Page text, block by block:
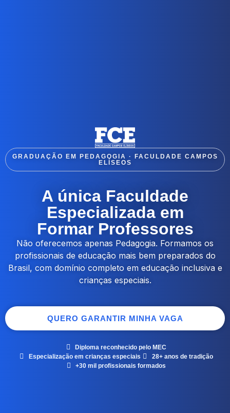
GRADUAÇÃO EM PEDAGOGIA · FACULDADE CAMPOS
ELÍSEOS
A única Faculdade
Especializada em
Formar Professores
Não oferecemos apenas Pedagogia. Formamos os
profissionais de educação mais bem preparados do
Brasil, com domínio completo em educação inclusiva e
crianças especiais.
QUERO GARANTIR MINHA VAGA
Diploma reconhecido pelo MEC
Especialização em crianças especiais
28+ anos de tradição
+30 mil profissionais formados